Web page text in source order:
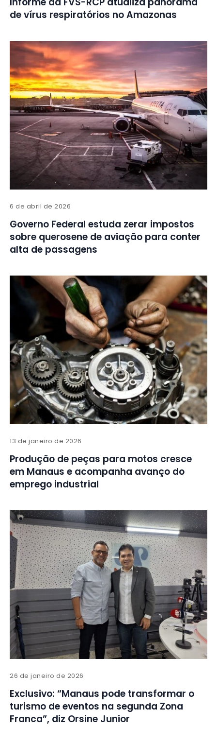
de vírus respiratórios no Amazonas
6 de abril de 2026
Governo Federal estuda zerar impostos
sobre querosene de aviação para conter
alta de passagens
13 de janeiro de 2026
Produção de peças para motos cresce
em Manaus e acompanha avanço do
emprego industrial
26 de janeiro de 2026
Exclusivo: “Manaus pode transformar o
turismo de eventos na segunda Zona
Franca”, diz Orsine Junior